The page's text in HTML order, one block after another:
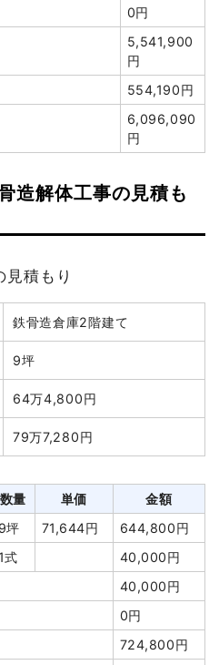
2,288,100円
228,810円
2,516,910円
量
28,148円
760,000円
54,000円
800円
1,079,200円
97,800円
1,177,000円
0円
5,541,900
円
554,190円
6,096,090
円
造解体工事の見積も
積もり
鉄骨造倉庫2階建て
9坪
64万4,800円
79万7,280円
数量 単価
金額
9坪 71,644円
644,800円
1式
40,000円
40,000円
0円
724,800円